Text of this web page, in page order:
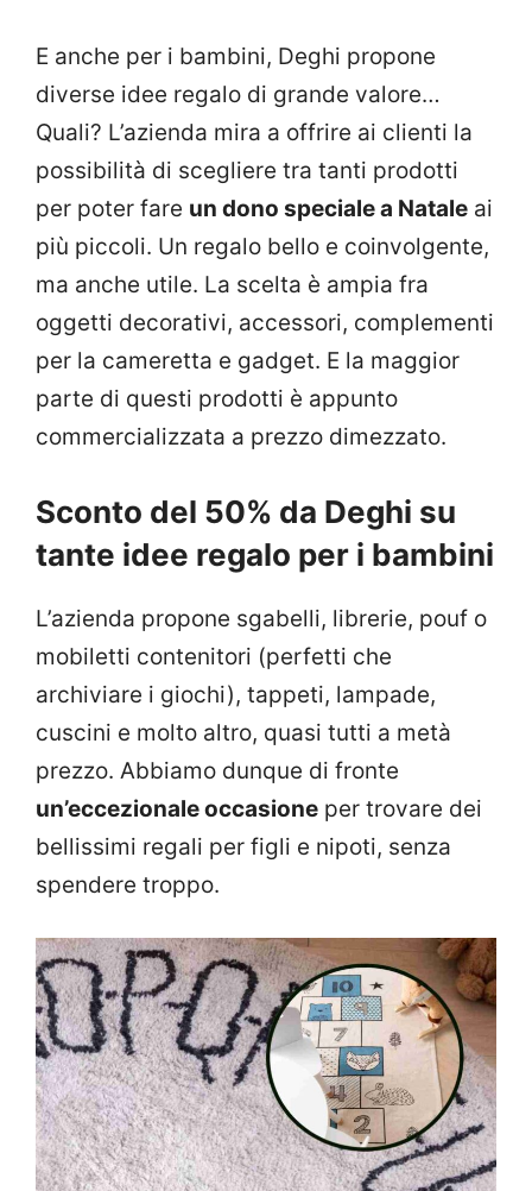
E anche per i bambini, Deghi propone
diverse idee regalo di grande valore…
Quali? L’azienda mira a offrire ai clienti la
possibilità di scegliere tra tanti prodotti
per poter fare un dono speciale a Natale ai
più piccoli. Un regalo bello e coinvolgente,
ma anche utile. La scelta è ampia fra
oggetti decorativi, accessori, complementi
per la cameretta e gadget. E la maggior
parte di questi prodotti è appunto
commercializzata a prezzo dimezzato.
Sconto del 50% da Deghi su
tante idee regalo per i bambini
L’azienda propone sgabelli, librerie, pouf o
mobiletti contenitori (perfetti che
archiviare i giochi), tappeti, lampade,
cuscini e molto altro, quasi tutti a metà
prezzo. Abbiamo dunque di fronte
un’eccezionale occasione per trovare dei
bellissimi regali per figli e nipoti, senza
spendere troppo.